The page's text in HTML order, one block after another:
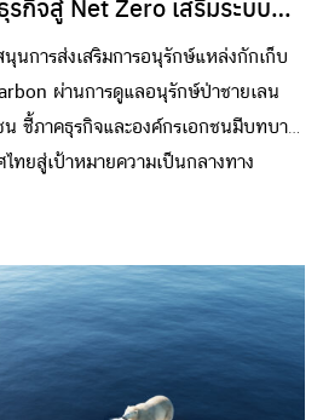
นการส่งเสริมการอนุรักษ์แหล่งกักเก็บ
ผ่านการดูแลอนุรักษ์ป่าชายเลน
ชี้ภาคธุรกิจและองค์กรเอกชนมีบทบาท
ทยสู่เป้าหมายความเป็นกลางทาง
กษ์ธรรมชาติ (IUCN) จัดเสวนาร่วมกับ
โครงการ Dow & Thailand Mangrove
Conference 2022 “คาร์บอนทะเล:
ะบบนิเวศและชุมชน” โดยนับเป็นครั้ง
มผู้เชี่ยวชาญทั้งด้านป่าชายเลน พื้นที่ราบ